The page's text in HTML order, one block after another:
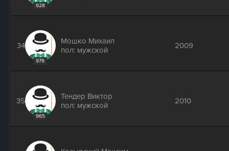
928
34
979
Мошко Михаил
пол: мужской
2009
35
965
Тендер Виктор
пол: мужской
2010